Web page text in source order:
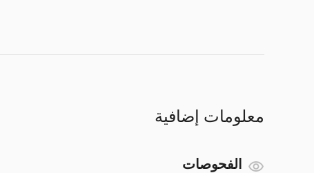
معلومات إضافية
الفحوصات